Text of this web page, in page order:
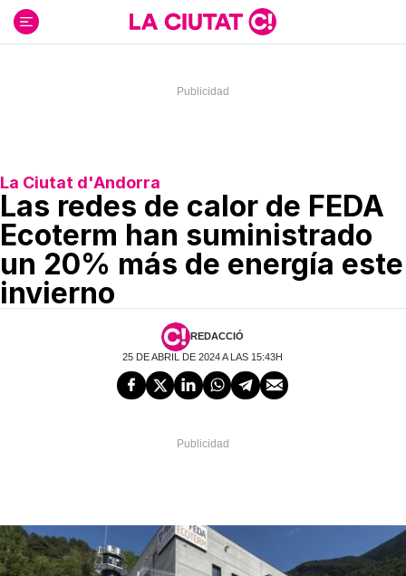
contenido
La Ciutat d'Andorra
Las redes de calor de FEDA
Ecoterm han suministrado
un 20% más de energía este
invierno
REDACCIÓ
25 DE ABRIL DE 2024 A LAS 15:43H